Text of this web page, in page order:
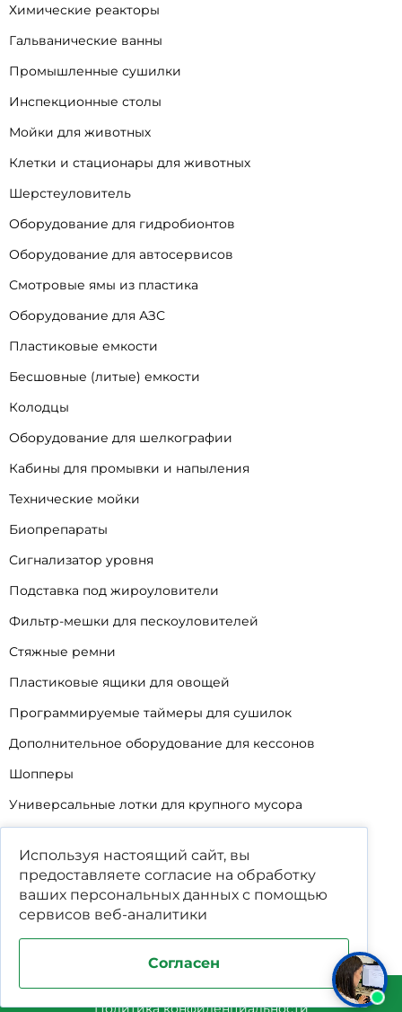
Химические реакторы
Гальванические ванны
Промышленные сушилки
Инспекционные столы
Мойки для животных
Клетки и стационары для животных
Шерстеуловитель
Оборудование для гидробионтов
Оборудование для автосервисов
Смотровые ямы из пластика
Оборудование для АЗС
Пластиковые емкости
Бесшовные (литые) емкости
Колодцы
Оборудование для шелкографии
Кабины для промывки и напыления
Технические мойки
Биопрепараты
Сигнализатор уровня
Подставка под жироуловители
Фильтр-мешки для пескоуловителей
Стяжные ремни
Пластиковые ящики для овощей
Программируемые таймеры для сушилок
Дополнительное оборудование для кессонов
Шопперы
Универсальные лотки для крупного мусора
Уцененные товары
Поддержка и продвижение сайта студия WPNEW
Политика конфиденциальности
Используя настоящий сайт, вы
предоставляете согласие на обработку
ваших персональных данных с помощью
сервисов веб-аналитики
Согласен